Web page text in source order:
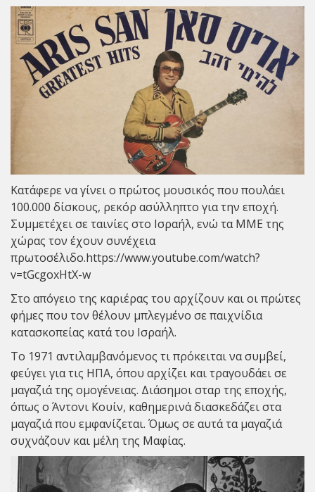
Κατάφερε να γίνει ο πρώτος μουσικός που πουλάει
100.000 δίσκους, ρεκόρ ασύλληπτο για την εποχή.
Συμμετέχει σε ταινίες στο Ισραήλ, ενώ τα ΜΜΕ της
χώρας τον έχουν συνέχεια
πρωτοσέλιδο.https://www.youtube.com/watch?
v=tGcgoxHtX-w
Στο απόγειο της καριέρας του αρχίζουν και οι πρώτες
φήμες που τον θέλουν μπλεγμένο σε παιχνίδια
κατασκοπείας κατά του Ισραήλ.
Το 1971 αντιλαμβανόμενος τι πρόκειται να συμβεί,
φεύγει για τις ΗΠΑ, όπου αρχίζει και τραγουδάει σε
μαγαζιά της ομογένειας. Διάσημοι σταρ της εποχής,
όπως ο Άντονι Κουίν, καθημερινά διασκεδάζει στα
μαγαζιά που εμφανίζεται. Όμως σε αυτά τα μαγαζιά
συχνάζουν και μέλη της Μαφίας.